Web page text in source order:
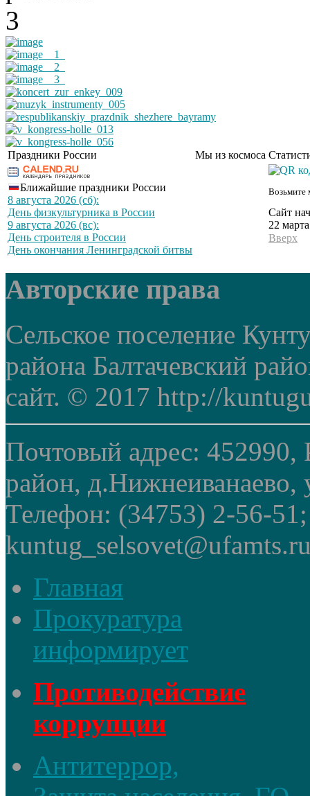
Праздники России Мы из космоса
Ближайшие праздники России
8 августа 2026 (сб):
День физкультурника в России
9 августа 2026 (вс):
День строителя в России
День окончания Ленинградской битвы
Возьмите
Сайт
22
Вверх
Авторские права
Сельское поселение
района Балтачевский
сайт. © 2017 http://
Почтовый адрес: 452990,
район, д.Нижнеиванаево,
Телефон: (34753) 2-56-
Главная
Прокуратура
информирует
Противодействие
коррупции
Антитеррор,